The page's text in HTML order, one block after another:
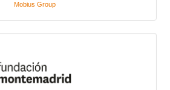
Mobius Group